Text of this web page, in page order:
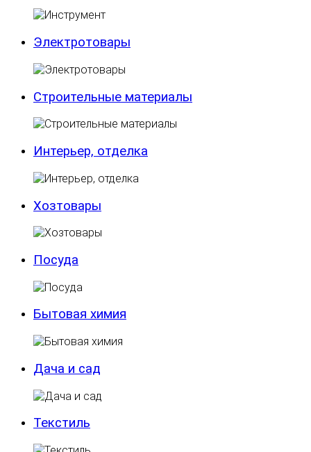
Электротовары
Строительные материалы
Интерьер, отделка
Хозтовары
Посуда
Бытовая химия
Дача и сад
Текстиль